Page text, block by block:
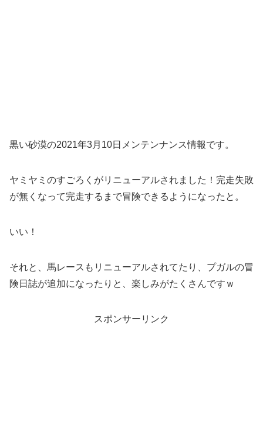
黒い砂漠の2021年3月10日メンテンナンス情報です。
ヤミヤミのすごろくがリニューアルされました！完走失敗
が無くなって完走するまで冒険できるようになったと。
いい！
それと、馬レースもリニューアルされてたり、プガルの冒
険日誌が追加になったりと、楽しみがたくさんですｗ
スポンサーリンク